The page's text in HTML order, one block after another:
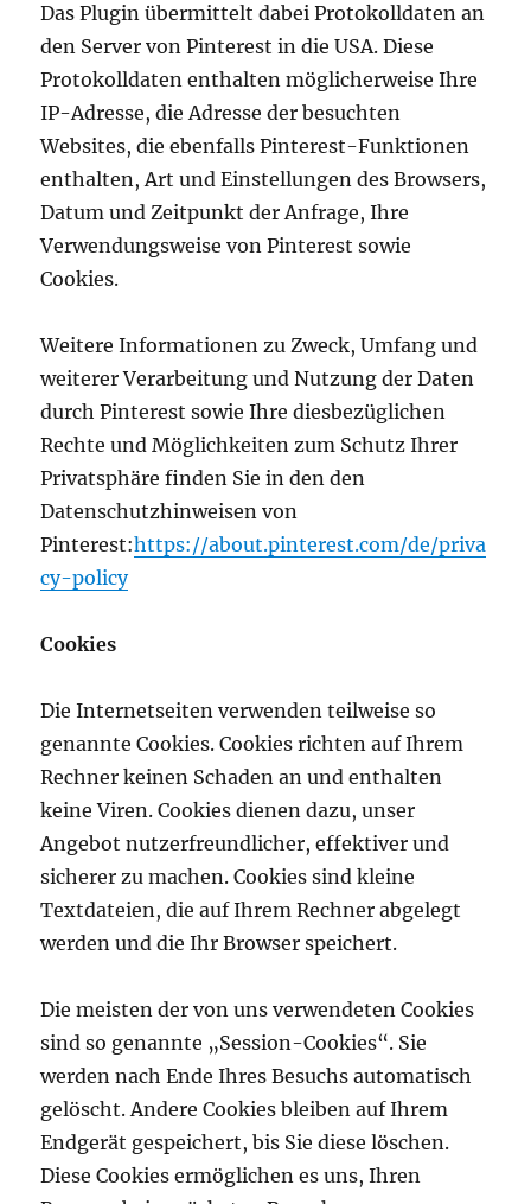
Das Plugin übermittelt dabei Protokolldaten an
den Server von Pinterest in die USA. Diese
Protokolldaten enthalten möglicherweise Ihre
IP-Adresse, die Adresse der besuchten
Websites, die ebenfalls Pinterest-Funktionen
enthalten, Art und Einstellungen des Browsers,
Datum und Zeitpunkt der Anfrage, Ihre
Verwendungsweise von Pinterest sowie
Cookies.
Weitere Informationen zu Zweck, Umfang und
weiterer Verarbeitung und Nutzung der Daten
durch Pinterest sowie Ihre diesbezüglichen
Rechte und Möglichkeiten zum Schutz Ihrer
Privatsphäre finden Sie in den den
Datenschutzhinweisen von
Pinterest:https://about.pinterest.com/de/priva
cy-policy
Cookies
Die Internetseiten verwenden teilweise so
genannte Cookies. Cookies richten auf Ihrem
Rechner keinen Schaden an und enthalten
keine Viren. Cookies dienen dazu, unser
Angebot nutzerfreundlicher, effektiver und
sicherer zu machen. Cookies sind kleine
Textdateien, die auf Ihrem Rechner abgelegt
werden und die Ihr Browser speichert.
Die meisten der von uns verwendeten Cookies
sind so genannte „Session-Cookies“. Sie
werden nach Ende Ihres Besuchs automatisch
gelöscht. Andere Cookies bleiben auf Ihrem
Endgerät gespeichert, bis Sie diese löschen.
Diese Cookies ermöglichen es uns, Ihren